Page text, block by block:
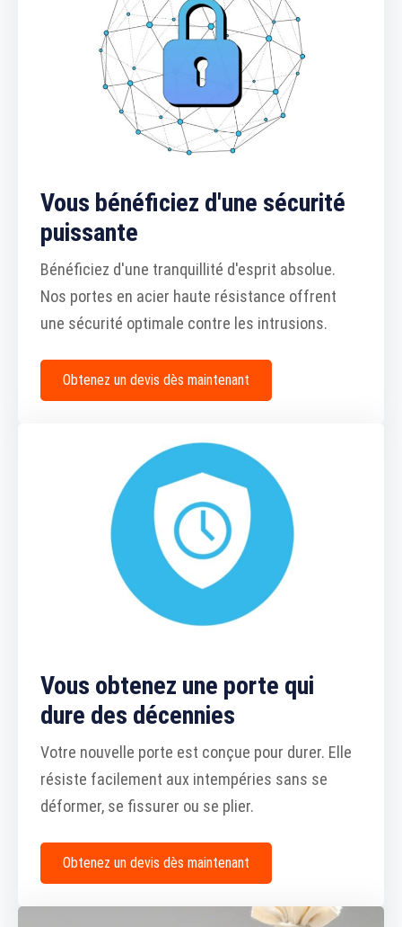
Vous bénéficiez d'une sécurité
puissante
Bénéficiez d'une tranquillité d'esprit absolue.
Nos portes en acier haute résistance offrent
une sécurité optimale contre les intrusions.
Obtenez un devis dès maintenant
Vous obtenez une porte qui
dure des décennies
Votre nouvelle porte est conçue pour durer. Elle
résiste facilement aux intempéries sans se
déformer, se fissurer ou se plier.
Obtenez un devis dès maintenant